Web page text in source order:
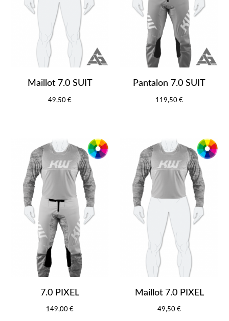
Maillot 7.0 SUIT
49,50 €
Pantalon 7.0 SUIT
119,50 €
7.0 PIXEL
149,00 €
Maillot 7.0 PIXEL
49,50 €